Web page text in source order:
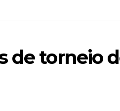
de torneio